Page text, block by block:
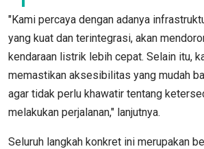
"Kami percaya dengan adanya
yang kuat dan terintegrasi, akan
kendaraan listrik lebih cepat. Selain itu,
memastikan aksesibilitas yang mudah
agar tidak perlu khawatir tentang
melakukan perjalanan," lanjutnya.
Seluruh langkah konkret ini merupakan